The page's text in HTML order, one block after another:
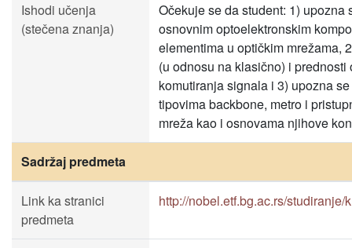
Ishodi učenja
(stečena znanja)
Očekuje se da student: 1) upozna
osnovnim optoelektronskim
elementima u optičkim mrežama,
(u odnosu na klasično) i prednosti
komutiranja signala i 3) upozna
tipovima backbone, metro i
mreža kao i osnovama njihove
Sadržaj predmeta
Link ka stranici
predmeta
http://nobel.etf.bg.ac.rs/studiranje/